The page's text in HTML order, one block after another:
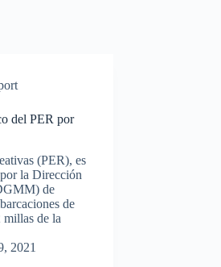
del PER por
(PER), es
la Dirección
de
de
millas de la
2021